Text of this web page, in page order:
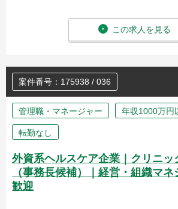
この求人を見る
案件番号：175938 / 036
管理職・マネージャー 年収1000万円
転勤なし
外資系ヘルスケア企業｜クリニッ
（事務長候補）｜経営・組織マ
歓迎